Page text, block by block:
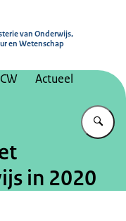
van Onderwijs,
en Wetenschap
Actueel
in 2020